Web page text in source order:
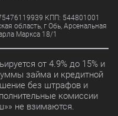
КПП: 544801001
область, г Обь, Арсенальная
Маркса 18/1
от 4.9% до 15% и
займа и кредитной
без штрафов и
комиссии
не взимаются.